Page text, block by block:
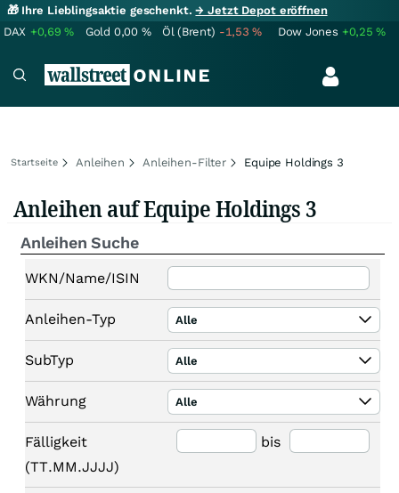
🎁 Ihre Lieblingsaktie geschenkt.→ Jetzt Depot eröffnen
DAX +0,69% Gold 0,00 % Öl (Brent) -1,53% Dow Jones +0,25%
Startseite Anleihen Anleihen-Filter Equipe Holdings 3
Anleihen auf Equipe Holdings 3
Anleihen Suche
WKN/Name/ISIN
Anleihen-Typ Alle
SubTyp Alle
Währung Alle
Fälligkeit
(TT.MM.JJJJ)
bis